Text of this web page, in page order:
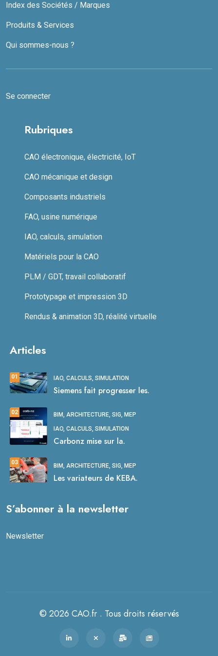
Index des Sociétés / Marques
Produits & Services
Qui sommes-nous ?
Se connecter
Rubriques
CAO électronique, électricité, IoT
CAO mécanique et design
Composants industriels
FAO, usine numérique
IAO, calculs, simulation
Matériels pour la CAO
PLM / GDT, travail collaboratif
Prototypage et impression 3D
Rendus & animation 3D, réalité virtuelle
Articles
01 IAO, CALCULS, SIMULATION
Siemens fait progresser les.
02 BIM, ARCHITECTURE, SIG, MEP
IAO, CALCULS, SIMULATION
Carbonz mise sur la.
03 BIM, ARCHITECTURE, SIG, MEP
Les variateurs de KEBA.
S’abonner à la newsletter
Newsletter
© 2026 CAO.fr . Tous droits réservés